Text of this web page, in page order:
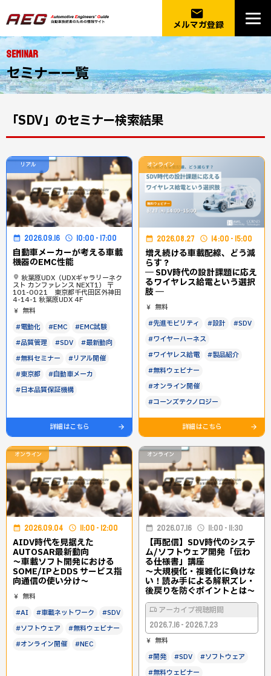
email
メルマガ登録
SEMINAR
セミナー一覧
「SDV」のセミナー検索結果
リアル
2026.09.16 10:00 - 17:00
自動車メーカーが考える車載
機器のEMC性能
秋葉原UDX（UDXギャラリーネク
スト カンファレンス NEXT1） 〒
101-0021 東京都千代田区外神田
4-14-1 秋葉原UDX 4F
無料
#電動化 #EMC
#EMC試験
#品質管理
#SDV
#最新動向
#無料セミナー
#リアル開催
#東京都
#自動車メーカ
#日本品質保証機構
詳細はこちら
オンライン
2026.08.27 14:00 - 15:00
増え続ける車載配線、どう減
らす？
― SDV時代の設計課題に応え
るワイヤレス給電という選択
肢 ―
無料
#先進モビリティ #設計
#SDV
#ワイヤーハーネス
#ワイヤレス給電
#製品紹介
#無料ウェビナー
#オンライン開催
#コーンズテクノロジー
詳細はこちら
オンライン
2026.09.04 11:00 - 12:00
AIDV時代を見据えた
AUTOSAR最新動向
～車載ソフト開発における
SOME/IPとDDS サービス指
向通信の使い分け～
無料
#AI #車載ネットワーク
#SDV
#ソフトウェア
#無料ウェビナー
#オンライン開催
#NEC
オンライン
2026.07.16 11:00 - 11:30
【再配信】SDV時代のシステ
ム/ソフトウェア開発「伝わ
る仕様書」講座
～大規模化・複雑化に負けな
い！読み手による解釈ズレ・
後戻りを防ぐポイントとは～
アーカイブ視聴期間
2026.7.16 - 2026.7.23
無料
#開発 #SDV
#ソフトウェア
#無料ウェビナー